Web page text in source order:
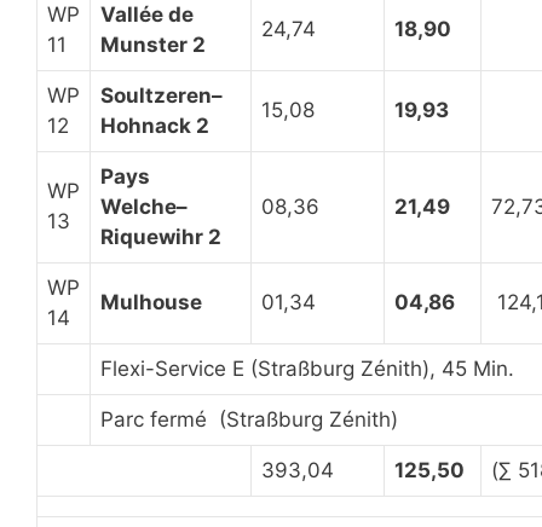
WP
11
Vallée de
Munster 2
24,74 18,90
WP
12
Soultzeren–
Hohnack 2
15,08 19,93
WP
13
Pays
Welche–
Riquewihr 2
08,36 21,49
WP
14
Mulhouse 01,34 04,86
Flexi-Service E (Straßburg Zénith), 45 Min.
Parc fermé (Straßburg Zénith)
393,04 125,50 (∑